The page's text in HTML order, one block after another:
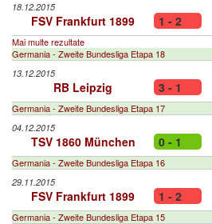
18.12.2015
FSV Frankfurt 1899 1 - 2
Mai multe rezultate
Germania - Zweite Bundesliga Etapa 18
13.12.2015
RB Leipzig 3 - 1
Germania - Zweite Bundesliga Etapa 17
04.12.2015
TSV 1860 München 0 - 1
Germania - Zweite Bundesliga Etapa 16
29.11.2015
FSV Frankfurt 1899 1 - 2
Germania - Zweite Bundesliga Etapa 15